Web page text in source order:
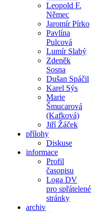
Leopold F.
Němec
Jaromír Pírko
Pavlína
Pulcová
Lumír Slabý
Zdeněk
Sosna
Dušan Spáčil
Karel Sýs
Marie
Šmucarová
(Kafková)
Jiří Žáček
přílohy
Diskuse
informace
Profil
časopisu
Loga DV
pro spřátelené
stránky
archiv